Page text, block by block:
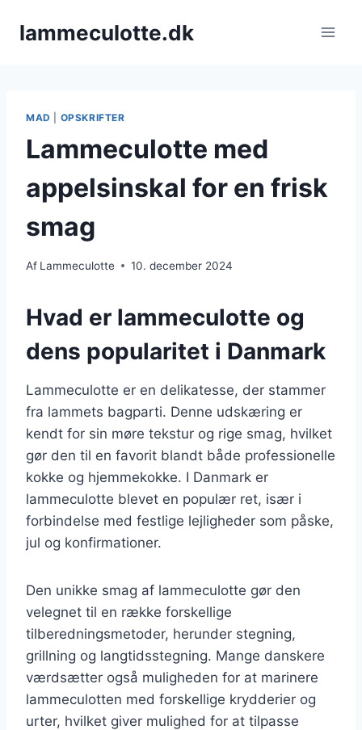
lammeculotte.dk
MAD OPSKRIFTER
Lammeculotte med
appelsinskal for en frisk
smag
Af Lammeculotte 10. december 2024
Hvad er lammeculotte og
dens popularitet i Danmark
Lammeculotte er en delikatesse, der stammer
fra lammets bagparti. Denne udskæring er
kendt for sin møre tekstur og rige smag, hvilket
gør den til en favorit blandt både professionelle
kokke og hjemmekokke. I Danmark er
lammeculotte blevet en populær ret, især i
forbindelse med festlige lejligheder som påske,
jul og konfirmationer.
Den unikke smag af lammeculotte gør den
velegnet til en række forskellige
tilberedningsmetoder, herunder stegning,
grillning og langtidsstegning. Mange danskere
værdsætter også muligheden for at marinere
lammeculotten med forskellige krydderier og
urter, hvilket giver mulighed for at tilpasse